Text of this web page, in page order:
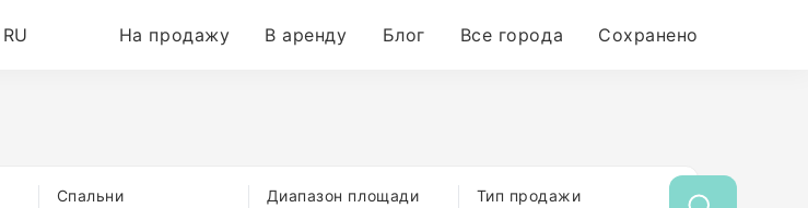
RU На продажу В аренду Блог Все города Сохранено
Спальни Диапазон площади Тип продажи